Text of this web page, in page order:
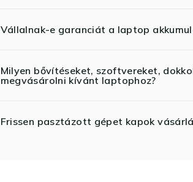
Vállalnak-e garanciát a laptop
Milyen bővítéseket, szoftvereket,
megvásárolni kívánt laptophoz?
Frissen pasztázott gépet kapok